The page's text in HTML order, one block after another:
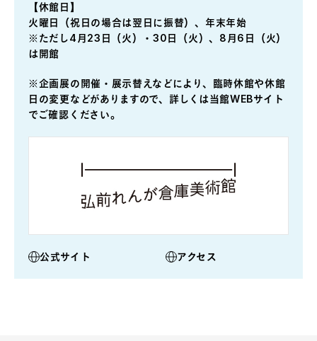
【休館日】
火曜日（祝日の場合は翌日に振替）、年末年始
※ただし4月23日（火）・30日（火）、8月6日（火）
は開館
※企画展の開催・展示替えなどにより、臨時休館や休館
日の変更などがありますので、詳しくは当館WEBサイト
でご確認ください。
公式サイト アクセス